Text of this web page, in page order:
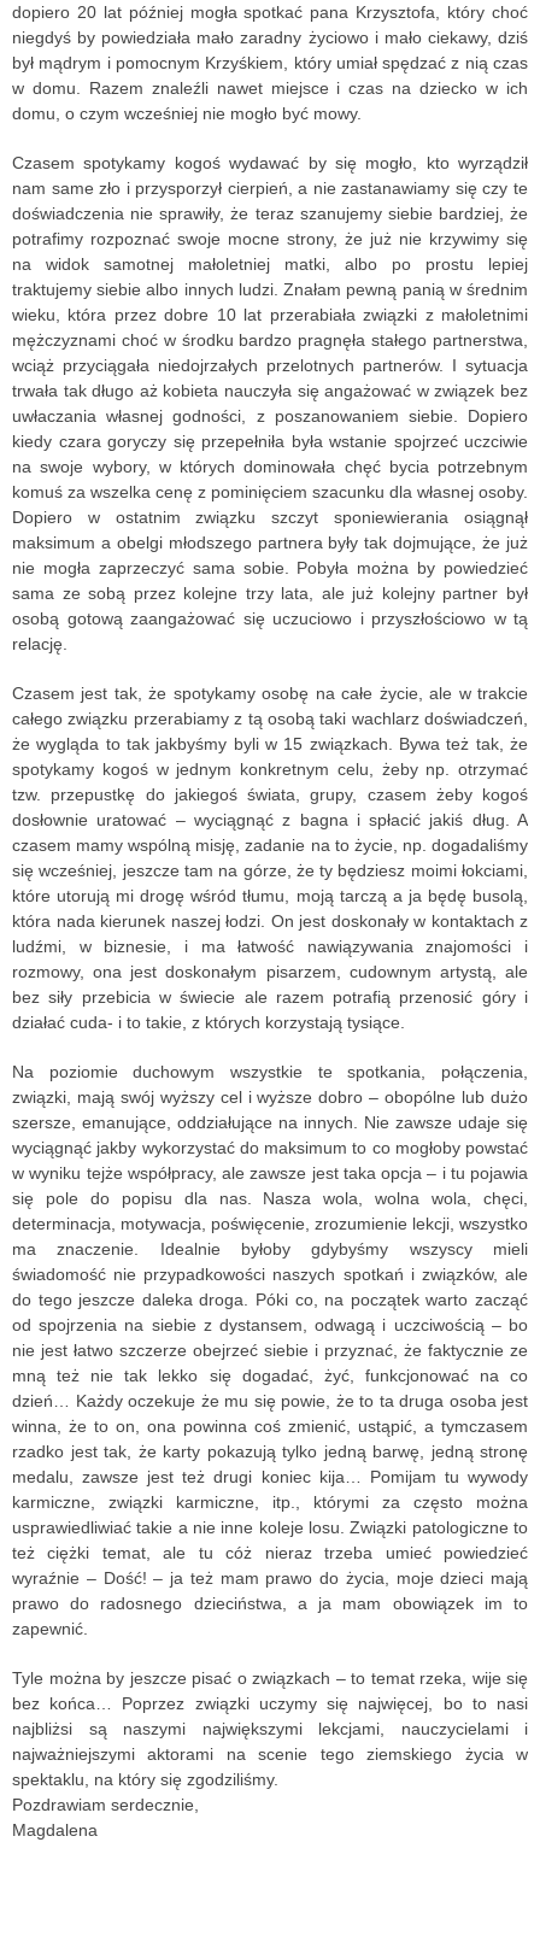
dopiero 20 lat później mogła spotkać pana Krzysztofa, który choć
niegdyś by powiedziała mało zaradny życiowo i mało ciekawy, dziś
był mądrym i pomocnym Krzyśkiem, który umiał spędzać z nią czas
w domu. Razem znaleźli nawet miejsce i czas na dziecko w ich
domu, o czym wcześniej nie mogło być mowy.
Czasem spotykamy kogoś wydawać by się mogło, kto wyrządził
nam same zło i przysporzył cierpień, a nie zastanawiamy się czy te
doświadczenia nie sprawiły, że teraz szanujemy siebie bardziej, że
potrafimy rozpoznać swoje mocne strony, że już nie krzywimy się
na widok samotnej małoletniej matki, albo po prostu lepiej
traktujemy siebie albo innych ludzi. Znałam pewną panią w średnim
wieku, która przez dobre 10 lat przerabiała związki z małoletnimi
mężczyznami choć w środku bardzo pragnęła stałego partnerstwa,
wciąż przyciągała niedojrzałych przelotnych partnerów. I sytuacja
trwała tak długo aż kobieta nauczyła się angażować w związek bez
uwłaczania własnej godności, z poszanowaniem siebie. Dopiero
kiedy czara goryczy się przepełniła była wstanie spojrzeć uczciwie
na swoje wybory, w których dominowała chęć bycia potrzebnym
komuś za wszelka cenę z pominięciem szacunku dla własnej osoby.
Dopiero w ostatnim związku szczyt sponiewierania osiągnął
maksimum a obelgi młodszego partnera były tak dojmujące, że już
nie mogła zaprzeczyć sama sobie. Pobyła można by powiedzieć
sama ze sobą przez kolejne trzy lata, ale już kolejny partner był
osobą gotową zaangażować się uczuciowo i przyszłościowo w tą
relację.
Czasem jest tak, że spotykamy osobę na całe życie, ale w trakcie
całego związku przerabiamy z tą osobą taki wachlarz doświadczeń,
że wygląda to tak jakbyśmy byli w 15 związkach. Bywa też tak, że
spotykamy kogoś w jednym konkretnym celu, żeby np. otrzymać
tzw. przepustkę do jakiegoś świata, grupy, czasem żeby kogoś
dosłownie uratować – wyciągnąć z bagna i spłacić jakiś dług. A
czasem mamy wspólną misję, zadanie na to życie, np. dogadaliśmy
się wcześniej, jeszcze tam na górze, że ty będziesz moimi łokciami,
które utorują mi drogę wśród tłumu, moją tarczą a ja będę busolą,
która nada kierunek naszej łodzi. On jest doskonały w kontaktach z
ludźmi, w biznesie, i ma łatwość nawiązywania znajomości i
rozmowy, ona jest doskonałym pisarzem, cudownym artystą, ale
bez siły przebicia w świecie ale razem potrafią przenosić góry i
działać cuda- i to takie, z których korzystają tysiące.
Na poziomie duchowym wszystkie te spotkania, połączenia,
związki, mają swój wyższy cel i wyższe dobro – obopólne lub dużo
szersze, emanujące, oddziałujące na innych. Nie zawsze udaje się
wyciągnąć jakby wykorzystać do maksimum to co mogłoby powstać
w wyniku tejże współpracy, ale zawsze jest taka opcja – i tu pojawia
się pole do popisu dla nas. Nasza wola, wolna wola, chęci,
determinacja, motywacja, poświęcenie, zrozumienie lekcji, wszystko
ma znaczenie. Idealnie byłoby gdybyśmy wszyscy mieli
świadomość nie przypadkowości naszych spotkań i związków, ale
do tego jeszcze daleka droga. Póki co, na początek warto zacząć
od spojrzenia na siebie z dystansem, odwagą i uczciwością – bo
nie jest łatwo szczerze obejrzeć siebie i przyznać, że faktycznie ze
mną też nie tak lekko się dogadać, żyć, funkcjonować na co
dzień… Każdy oczekuje że mu się powie, że to ta druga osoba jest
winna, że to on, ona powinna coś zmienić, ustąpić, a tymczasem
rzadko jest tak, że karty pokazują tylko jedną barwę, jedną stronę
medalu, zawsze jest też drugi koniec kija… Pomijam tu wywody
karmiczne, związki karmiczne, itp., którymi za często można
usprawiedliwiać takie a nie inne koleje losu. Związki patologiczne to
też ciężki temat, ale tu cóż nieraz trzeba umieć powiedzieć
wyraźnie – Dość! – ja też mam prawo do życia, moje dzieci mają
prawo do radosnego dzieciństwa, a ja mam obowiązek im to
zapewnić.
Tyle można by jeszcze pisać o związkach – to temat rzeka, wije się
bez końca… Poprzez związki uczymy się najwięcej, bo to nasi
najbliżsi są naszymi największymi lekcjami, nauczycielami i
najważniejszymi aktorami na scenie tego ziemskiego życia w
spektaklu, na który się zgodziliśmy.
Pozdrawiam serdecznie,
Magdalena